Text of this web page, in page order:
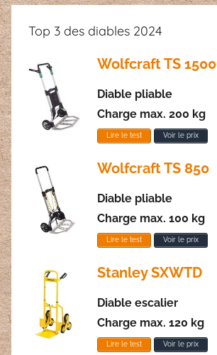
Top 3 des diables 2024
Wolfcraft TS 1500
Diable pliable
Charge max. 200 kg
Lire le test Voir le prix
Wolfcraft TS 850
Diable pliable
Charge max. 100 kg
Lire le test Voir le prix
Stanley SXWTD
Diable escalier
Charge max. 120 kg
Lire le test Voir le prix